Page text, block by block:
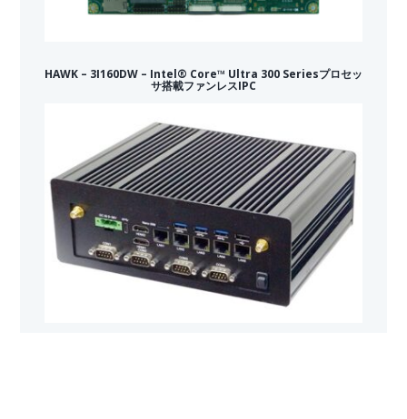
HAWK – 3I160DW – Intel® Core™ Ultra 300 Seriesプロセッ
サ搭載ファンレスIPC